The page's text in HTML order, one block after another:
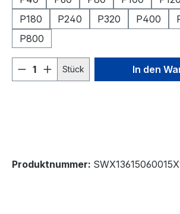
P180
P240 P320 P400
P800
Produkt Anzahl: Gib den
Stück In den
Produktnummer: